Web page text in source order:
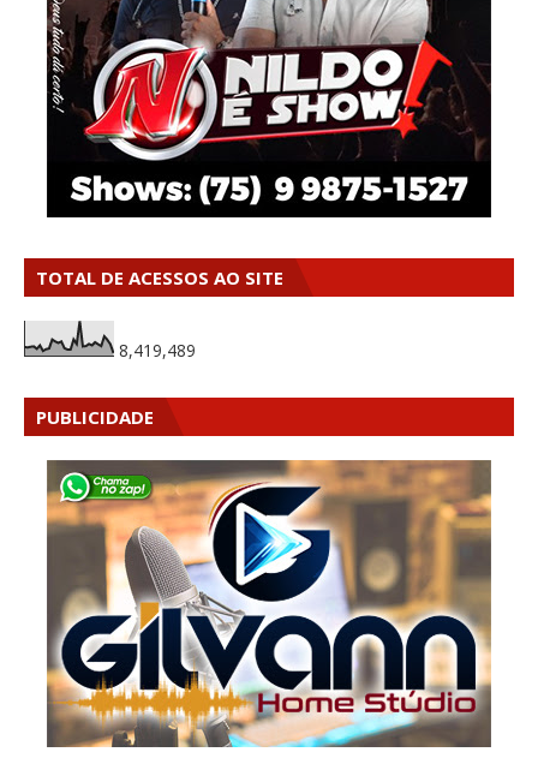
TOTAL DE ACESSOS AO SITE
8,419,489
PUBLICIDADE